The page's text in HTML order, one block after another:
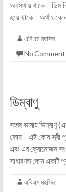
অবস্থায় থাকে। ডিম
হয়ে থাকে। অর্থাৎ
এবিএম মহসিন
No
ডিম্বাণু
সহজ ভাষায় ডিম্বাণু
কোষ। এই কোষ স্ত্রী
এবং এর ক্রোমোজম
সাধারণত কোন একটি
এবিএম মহসিন